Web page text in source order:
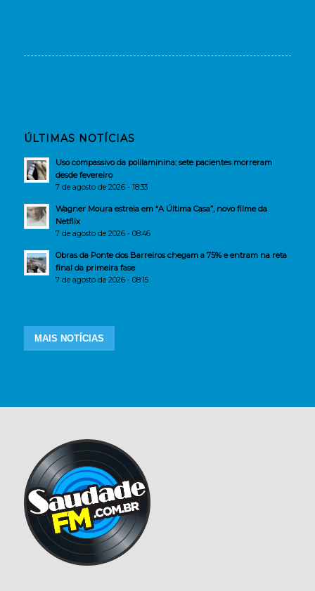
ÚLTIMAS NOTÍCIAS
Uso compassivo da polilaminina: sete pacientes morreram
desde fevereiro
7 de agosto de 2026 - 18:33
Wagner Moura estreia em “A Última Casa”, novo filme da
Netflix
7 de agosto de 2026 - 08:46
Obras da Ponte dos Barreiros chegam a 75% e entram na reta
final da primeira fase
7 de agosto de 2026 - 08:15
MAIS NOTÍCIAS